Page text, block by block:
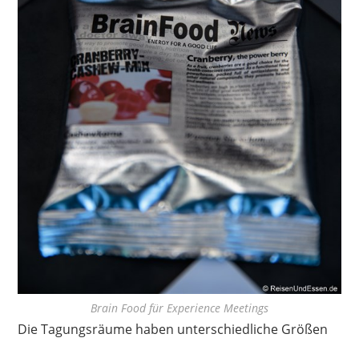
Brain Food für Experience Meetings
Die Tagungsräume haben unterschiedliche Größen